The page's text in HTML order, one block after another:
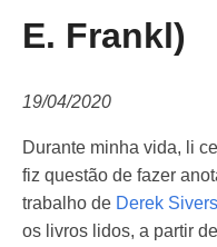
E. Frankl)
19/04/2020
Durante minha vida, li
fiz questão de fazer
trabalho de Derek Sivers
os livros lidos, a partir